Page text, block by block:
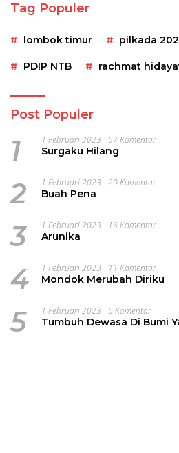
Tag Populer
lombok timur pilkada
PDIP NTB rachmat
Post Populer
1 1 Februari 2023 57 Komentar
Surgaku Hilang
2 1 Februari 2023 20 Komentar
Buah Pena
3 1 Februari 2023 16 Komentar
Arunika
4 1 Februari 2023 11 Komentar
Mondok Merubah Diriku
5 1 Februari 2023 5 Komentar
Tumbuh Dewasa Di Bumi